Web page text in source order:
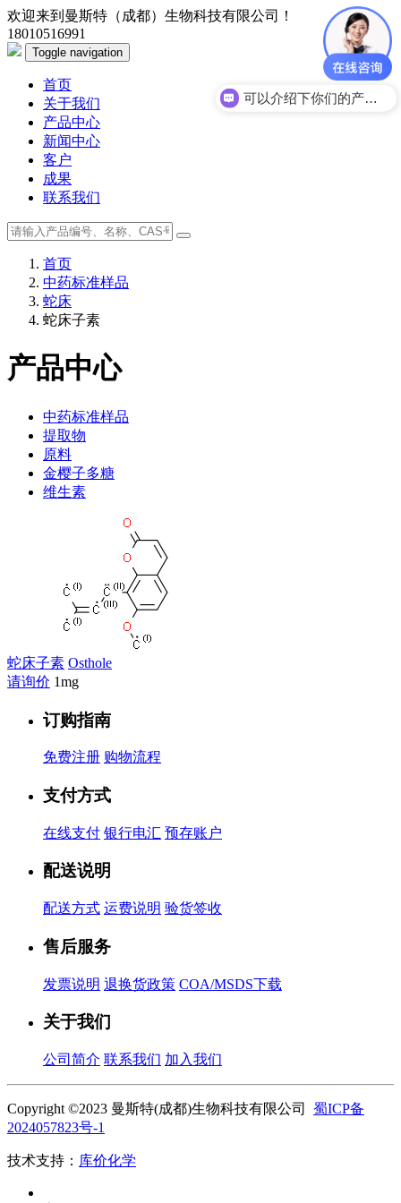
欢迎来到曼斯特（成都）生物科技有限公司！
18010516991
Toggle navigation
首页
关于我们
产品中心
新闻中心
客户
成果
联系我们
首页
中药标准样品
蛇床
蛇床子素
产品中心
中药标准样品
提取物
原料
金樱子多糖
维生素
蛇床子素 Osthole
请询价 1mg
订购指南
免费注册 购物流程
支付方式
在线支付 银行电汇 预存账户
配送说明
配送方式 运费说明 验货签收
售后服务
发票说明 退换货政策 COA/MSDS下载
关于我们
公司简介 联系我们 加入我们
Copyright ©2023 曼斯特(成都)生物科技有限公司 蜀ICP备
2024057823号-1
技术支持： 库价化学
可以介绍下你们的产品么？